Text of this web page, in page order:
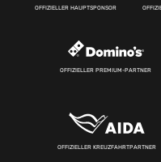
OFFIZIELLER HAUPTSPONSOR
OFFIZIELLER PREMIUM-PARTNER
OFFIZIELLER KREUZFAHRTPARTNER